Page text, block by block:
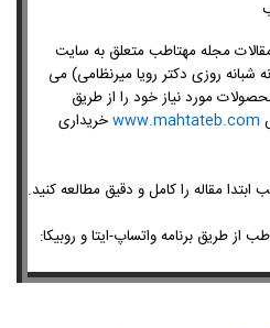
مجله مهتاطب متعلق به سایت
شبانه روزی دکتر رویا میرنظامی) می
مورد نیاز خود را از طریق
www.mahtateb.comخریداری
مقاله را کامل و دقیق مطالعه کنید.
از طریق برنامه واتساپ-ایتا و روبیکا: